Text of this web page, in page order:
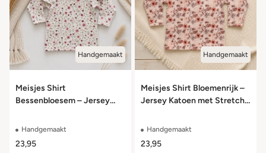
Handgemaakt
Meisjes Shirt
Bessenbloesem – Jersey
50/56 t/m 98/104
Handgemaakt
23,95
Handgemaakt
Meisjes Shirt Bloemenrijk –
Jersey Katoen met Stretch
Handgemaakt
23,95